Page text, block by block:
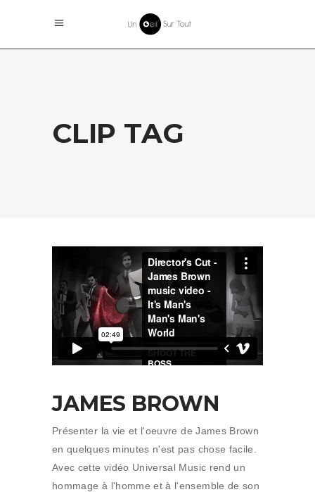
CLIP TAG
JAMES BROWN
Présenter la vie et l'oeuvre de James Brown
en quelques minutes n'est pas chose facile.
Avec cette vidéo Universal Music rend un
hommage à l'homme et à l'ensemble de son